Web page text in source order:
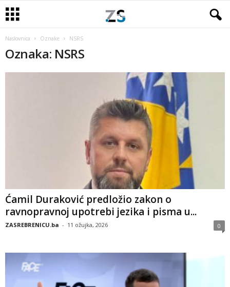
Naslovnica Oznake NSRS
Oznaka: NSRS
Ćamil Duraković predložio zakon o
ravnopravnoj upotrebi jezika i pisma u...
ZASREBRENICU.ba - 11 ožujka, 2026 0